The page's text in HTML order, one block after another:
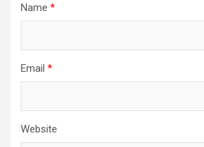
Name *
Email *
Website